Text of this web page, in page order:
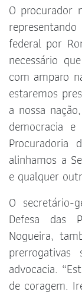
O procurador
federal por
necessário
com amparo
estaremos
a nossa
democracia
Procuradoria
alinhamos a
e qualquer
O secretário-
Defesa das
Nogueira,
advocacia.
de coragem.